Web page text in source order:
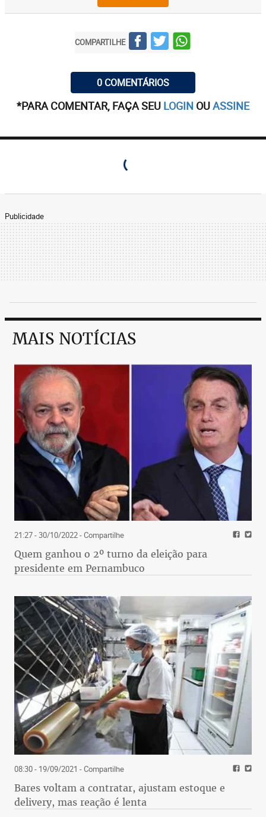
COMPARTILHE
0 COMENTÁRIOS
*PARA COMENTAR, FAÇA SEU LOGIN OUASSINE
Publicidade
MAIS NOTÍCIAS
21:27 - 30/10/2022- Compartilhe
Quem ganhou o 2º turno da eleição para
presidente em Pernambuco
08:30 - 19/09/2021 - Compartilhe
Bares voltam a contratar, ajustam estoque e
delivery, mas reação é lenta